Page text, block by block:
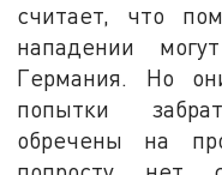
считает, что
нападении
Германия. Но
попытки
обречены на